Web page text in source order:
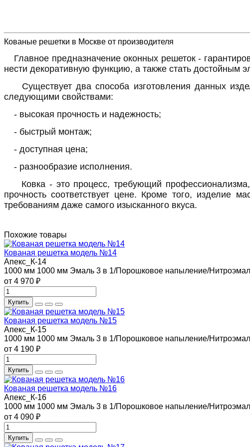
Кованые решетки в Москве от производителя
Главное предназначение оконных решеток -
нести декоративную функцию, а также стать достойным
Существует два способа изготовления данных
следующими свойствами:
- высокая прочность и надежность;
- быстрый монтаж;
- доступная цена;
- разнообразие исполнения.
Ковка - это процесс, требующий
прочность соответствует цене. Кроме того, изделие
требованиям даже самого изысканного вкуса.
Похожие товары
Кованая решетка модель №14
Апекс_К-14
1000 мм 1000 мм Эмаль 3 в 1/Порошковое напыление/
от 4 970 ₽
Купить
Кованая решетка модель №15
Апекс_К-15
1000 мм 1000 мм Эмаль 3 в 1/Порошковое напыление/
от 4 190 ₽
Купить
Кованая решетка модель №16
Апекс_К-16
1000 мм 1000 мм Эмаль 3 в 1/Порошковое напыление/
от 4 090 ₽
Купить